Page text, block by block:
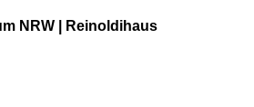
NRW | Reinoldihaus